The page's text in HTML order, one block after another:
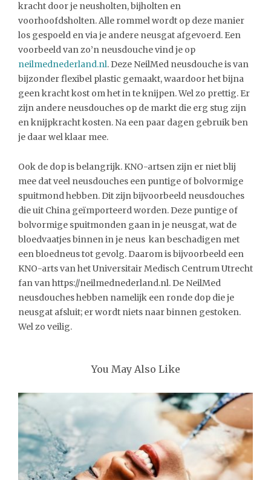
kracht door je neusholten, bijholten en
voorhoofdsholten. Alle rommel wordt op deze manier
los gespoeld en via je andere neusgat afgevoerd. Een
voorbeeld van zo’n neusdouche vind je op
neilmednederland.nl. Deze NeilMed neusdouche is van
bijzonder flexibel plastic gemaakt, waardoor het bijna
geen kracht kost om het in te knijpen. Wel zo prettig. Er
zijn andere neusdouches op de markt die erg stug zijn
en knijpkracht kosten. Na een paar dagen gebruik ben
je daar wel klaar mee.
Ook de dop is belangrijk. KNO-artsen zijn er niet blij
mee dat veel neusdouches een puntige of bolvormige
spuitmond hebben. Dit zijn bijvoorbeeld neusdouches
die uit China geïmporteerd worden. Deze puntige of
bolvormige spuitmonden gaan in je neusgat, wat de
bloedvaatjes binnen in je neus kan beschadigen met
een bloedneus tot gevolg. Daarom is bijvoorbeeld een
KNO-arts van het Universitair Medisch Centrum Utrecht
fan van https://neilmednederland.nl. De NeilMed
neusdouches hebben namelijk een ronde dop die je
neusgat afsluit; er wordt niets naar binnen gestoken.
Wel zo veilig.
You May Also Like